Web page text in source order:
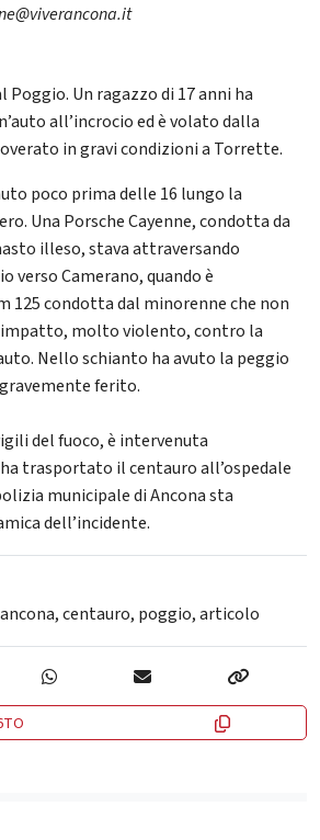
Poggio. Un ragazzo di 17 anni ha
all’incrocio ed è volato dalla
in gravi condizioni a Torrette.
poco prima delle 16 lungo la
Una Porsche Cayenne, condotta da
illeso, stava attraversando
verso Camerano, quando è
125 condotta dal minorenne che non
molto violento, contro la
Nello schianto ha avuto la peggio
ferito.
del fuoco, è intervenuta
trasportato il centauro all’ospedale
municipale di Ancona sta
dell’incidente.
ancona,centauro, poggio,articolo